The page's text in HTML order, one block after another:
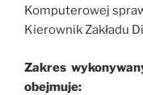
Komputerowej
Kierownik Zakładu
Zakres
obejmuje: